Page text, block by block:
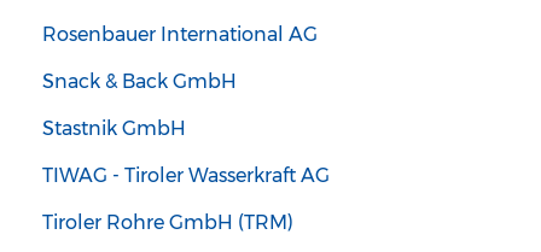
Rosenbauer International AG
Snack & Back GmbH
Stastnik GmbH
TIWAG - Tiroler Wasserkraft AG
Tiroler Rohre GmbH (TRM)